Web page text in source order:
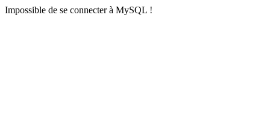
Impossible de se connecter à MySQL !